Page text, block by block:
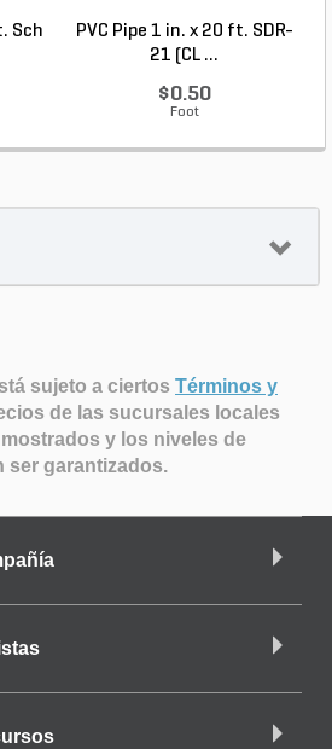
Sch
PVC Pipe 1 in. x 20 ft. SDR-
21 (CL ...
$0.50
Foot
sujeto a ciertos Términos y
de las sucursales locales
y los niveles de
ser garantizados.